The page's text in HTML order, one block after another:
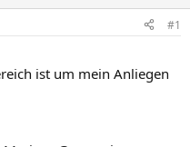
#1
ist um mein Anliegen